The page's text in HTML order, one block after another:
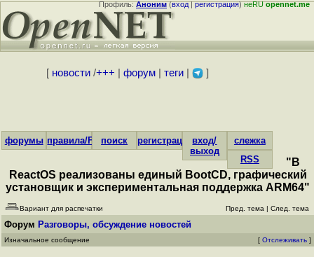
Профиль:Аноним(вход|регистрация)неRUopennet.me
[ новости/+++ форум| теги| ]
форумы правила/FAQпоиск регистрациявход/
выход
слежка
RSS
"В
ReactOS реализованы единый BootCD, графический
установщик и экспериментальная поддержка ARM64"
Вариант для распечатки Пред. тема | След. тема
Форум Разговоры, обсуждение новостей
Изначальное сообщение [ Отслеживать ]